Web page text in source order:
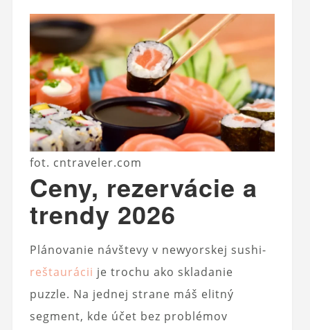
fot. cntraveler.com
Ceny, rezervácie a
trendy 2026
Plánovanie návštevy v newyorskej sushi-
reštaurácii je trochu ako skladanie
puzzle. Na jednej strane máš elitný
segment, kde účet bez problémov